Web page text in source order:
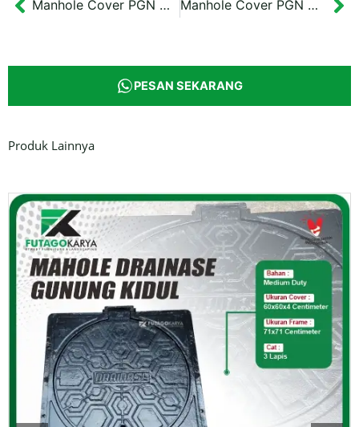
Prev Manhole Cover PGN Motif Bunga Raflesia Manhole Cover PGN Motif Burung Merak
PESAN SEKARANG
Produk Lainnya